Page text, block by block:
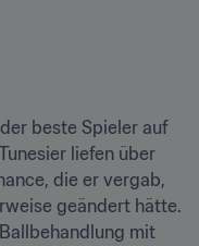
beste Spieler auf
liefen über
die er vergab,
geändert hätte.
mit